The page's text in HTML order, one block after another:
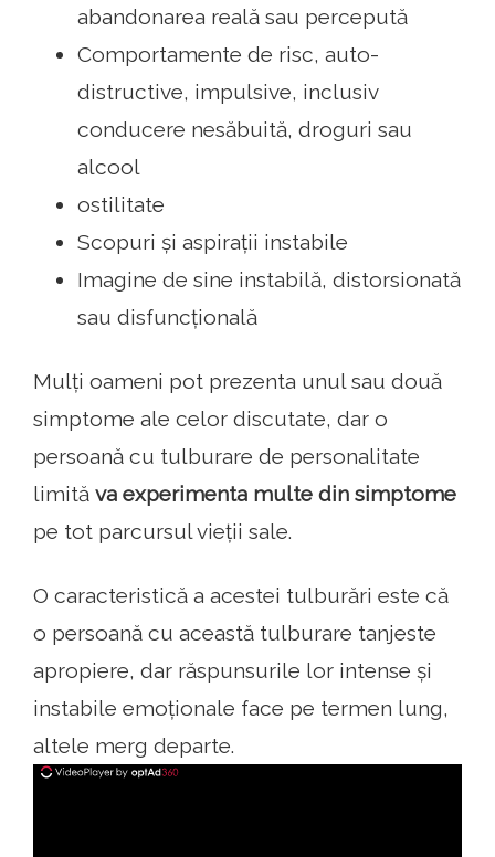
abandonarea reală sau percepută
Comportamente de risc, auto-
distructive, impulsive, inclusiv
conducere nesăbuită, droguri sau
alcool
ostilitate
Scopuri și aspirații instabile
Imagine de sine instabilă, distorsionată
sau disfuncțională
Mulți oameni pot prezenta unul sau două
simptome ale celor discutate, dar o
persoană cu tulburare de personalitate
limită va experimenta multe din simptome
pe tot parcursul vieții sale.
O caracteristică a acestei tulburări este că
o persoană cu această tulburare tanjeste
apropiere, dar răspunsurile lor intense și
instabile emoționale face pe termen lung,
altele merg departe.